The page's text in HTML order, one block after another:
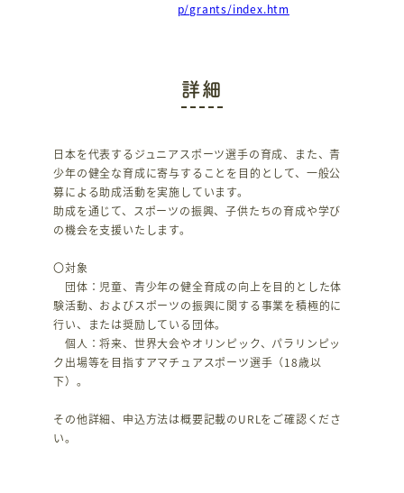
p/grants/index.htm
詳細
日本を代表するジュニアスポーツ選手の育成、また、青
少年の健全な育成に寄与することを目的として、一般公
募による助成活動を実施しています。
助成を通じて、スポーツの振興、子供たちの育成や学び
の機会を支援いたします。
〇対象
団体：児童、青少年の健全育成の向上を目的とした体
験活動、およびスポーツの振興に関する事業を積極的に
行い、または奨励している団体。
個人：将来、世界大会やオリンピック、パラリンピッ
ク出場等を目指すアマチュアスポーツ選手（18歳以
下）。
その他詳細、申込方法は概要記載のURLをご確認くださ
い。